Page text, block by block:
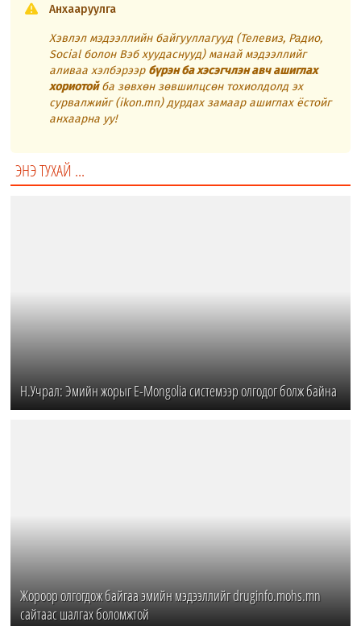
Анхааруулга
Хэвлэл мэдээллийн байгууллагууд (Телевиз, Радио,
Social болон Вэб хуудаснууд) манай мэдээллийг
аливаа хэлбэрээр бүрэн ба хэсэгчлэн авч ашиглах
хориотойба зөвхөн зөвшилцсөн тохиолдолд эх
сурвалжийг (ikon.mn) дурдах замаар ашиглах ёстойг
анхаарна уу!
ЭНЭ ТУХАЙ ...
Н.Учрал: Эмийн жорыг E-Mongolia системээр олгодог болж байна
Жороор олгогдож байгаа эмийн мэдээллийг druginfo.mohs.mn
сайтаас шалгах боломжтой